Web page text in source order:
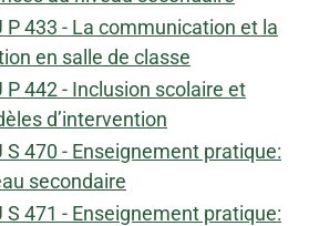
P 433 - La communication et la
en salle de classe
P 442 - Inclusion scolaire et
d’intervention
S 470 - Enseignement pratique:
secondaire
S 471 - Enseignement pratique: